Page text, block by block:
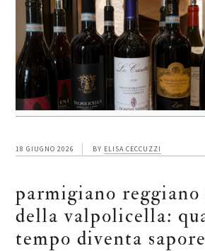
18 GIUGNO 2026 BY ELISA CECCUZZI
parmigiano
della valpolicella:
tempo diventa sapore